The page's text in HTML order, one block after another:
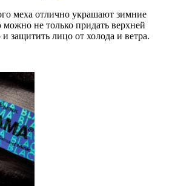
меха отлично украшают зимние
не только придать верхней
защитить лицо от холода и ветра.